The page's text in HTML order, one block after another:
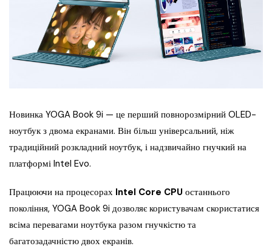
Новинка YOGA Book 9i — це перший повнорозмірний OLED-
ноутбук з двома екранами. Він більш універсальний, ніж
традиційний розкладний ноутбук, і надзвичайно гнучкий на
платформі Intel Evo.
Працюючи на процесорах Intel Core CPU останнього
покоління, YOGA Book 9i дозволяє користувачам скористатися
всіма перевагами ноутбука разом гнучкістю та
багатозадачністю двох екранів.